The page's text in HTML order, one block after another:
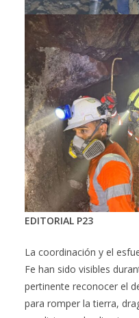
EDITORIAL P23
La coordinación y el
Fe han sido visibles
pertinente reconocer el
para romper la tierra,